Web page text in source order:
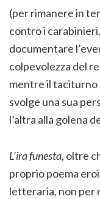
(per rimanere in
contro i
documentare
colpevolezza del
mentre il taciturno
svolge una sua
l’altra alla golena
L’ira funesta, oltre
proprio poema
letteraria, non per